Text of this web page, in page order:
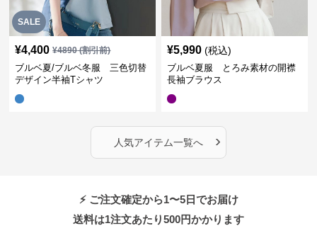
SALE
¥4,400 ¥4890(割引前)
ブルベ夏/ブルベ冬服 三色切替
デザイン半袖Tシャツ
¥5,990 (税込)
ブルベ夏服 とろみ素材の開襟
長袖ブラウス
人気アイテム一覧へ ›
⚡ ご注文確定から1〜5日でお届け
送料は1注文あたり500円かかります